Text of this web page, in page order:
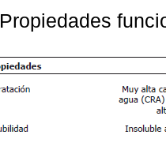
Propiedades